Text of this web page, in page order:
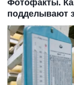
Фотофакты.
подделывают